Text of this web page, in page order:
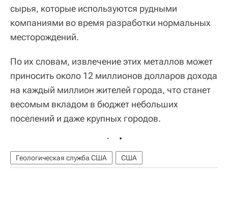
сырья, которые используются рудными
компаниями во время разработки нормальных
месторождений.
По их словам, извлечение этих металлов может
приносить около 12 миллионов долларов дохода
на каждый миллион жителей города, что станет
весомым вкладом в бюджет небольших
поселений и даже крупных городов.
Геологическая служба США США